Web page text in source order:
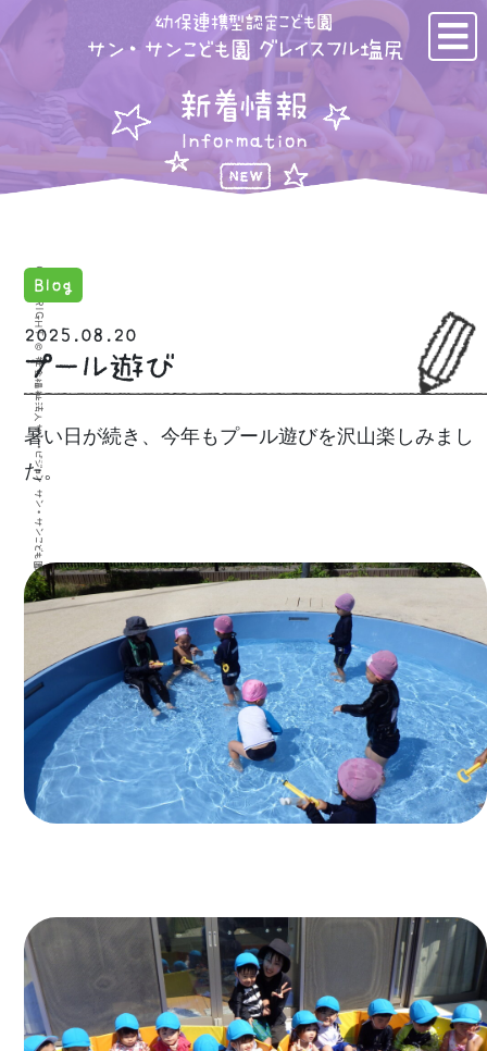
幼保連携型認定こども園
サン・サンこども園 グレイスフル塩尻
COPYRIGHT © 社会福祉法人サン・ビジョン サン・サンこども園 グレイスフル塩尻
新着情報
Information
Blog
2025.08.20
プール遊び
暑い日が続き、今年もプール遊びを沢山楽しみまし
た。